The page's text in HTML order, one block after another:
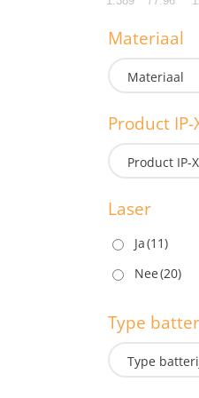
Materiaal
Materiaal
Product
Product IP-
Laser
Ja(11)
Nee(20)
Type
Type